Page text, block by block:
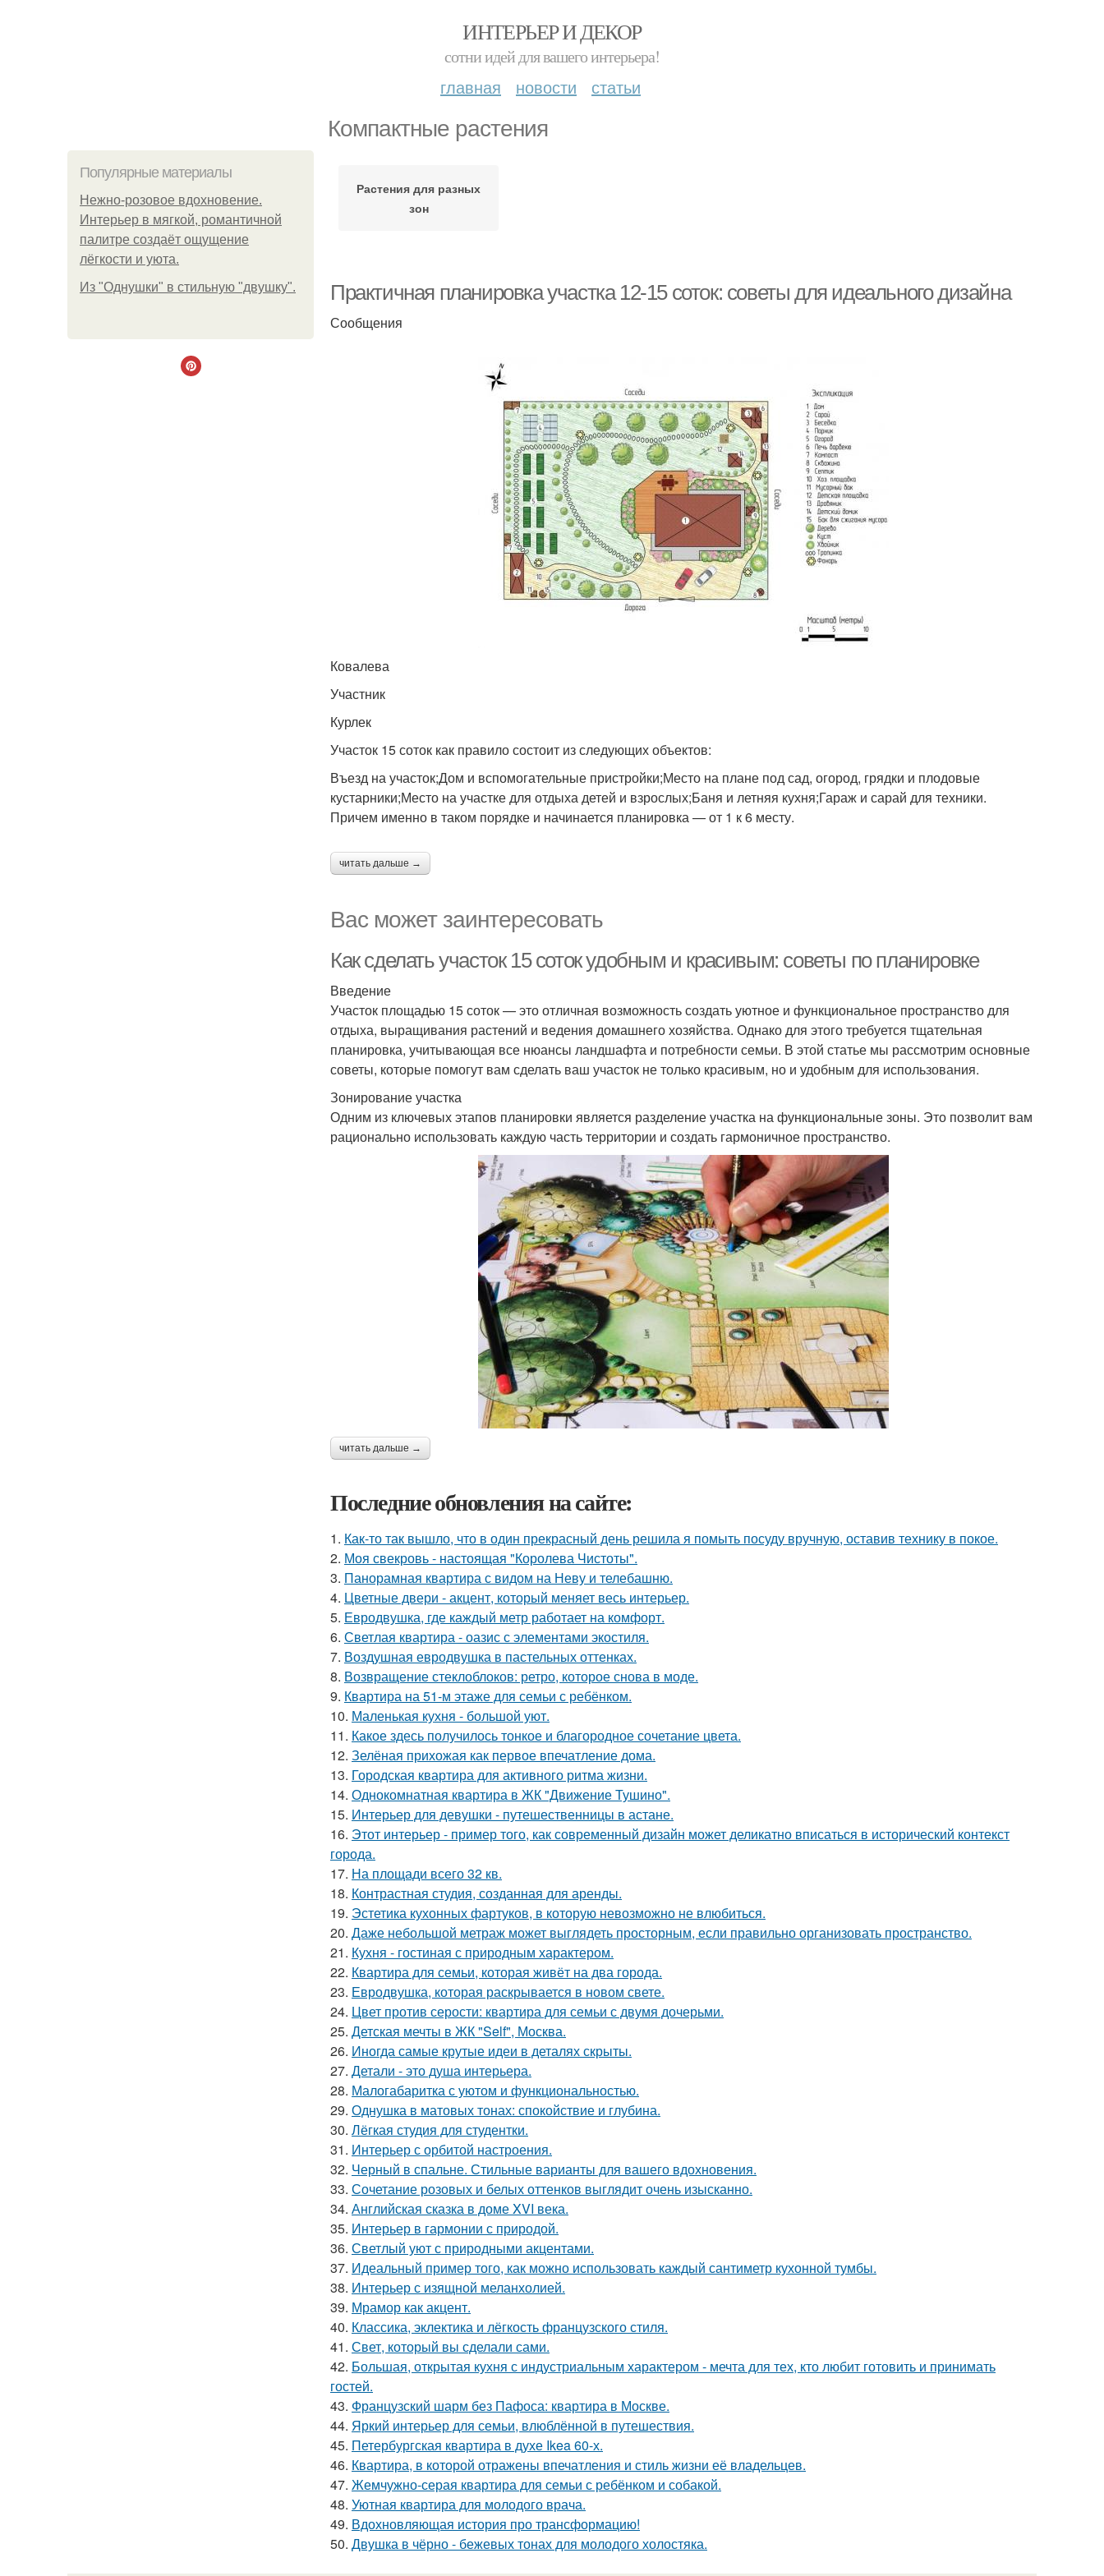
ИНТЕРЬЕР И ДЕКОР
сотни идей для вашего интерьера!
главная новости статьи
Компактные растения
Популярные материалы
Нежно-розовое вдохновение.
Интерьер в мягкой, романтичной
палитре создаёт ощущение
лёгкости и уюта.
Из "Однушки" в стильную "двушку".
Растения для разных
зон
Практичная планировка участка 12-15 соток: советы для идеального дизайна
Сообщения
Ковалева
Участник
Курлек
Участок 15 соток как правило состоит из следующих объектов:
Въезд на участок;Дом и вспомогательные пристройки;Место на плане под сад, огород, грядки и плодовые
кустарники;Место на участке для отдыха детей и взрослых;Баня и летняя кухня;Гараж и сарай для техники.
Причем именно в таком порядке и начинается планировка — от 1 к 6 месту.
читать дальше →
Вас может заинтересовать
Как сделать участок 15 соток удобным и красивым: советы по планировке
Введение
Участок площадью 15 соток — это отличная возможность создать уютное и функциональное пространство для
отдыха, выращивания растений и ведения домашнего хозяйства. Однако для этого требуется тщательная
планировка, учитывающая все нюансы ландшафта и потребности семьи. В этой статье мы рассмотрим основные
советы, которые помогут вам сделать ваш участок не только красивым, но и удобным для использования.
Зонирование участка
Одним из ключевых этапов планировки является разделение участка на функциональные зоны. Это позволит вам
рационально использовать каждую часть территории и создать гармоничное пространство.
читать дальше →
Последние обновления на сайте:
1. Как-то так вышло, что в один прекрасный день решила я помыть посуду вручную, оставив технику в покое.
2. Моя свекровь - настоящая "Королева Чистоты".
3. Панорамная квартира с видом на Неву и телебашню.
4. Цветные двери - акцент, который меняет весь интерьер.
5. Евродвушка, где каждый метр работает на комфорт.
6. Светлая квартира - оазис с элементами экостиля.
7. Воздушная евродвушка в пастельных оттенках.
8. Возвращение стеклоблоков: ретро, которое снова в моде.
9. Квартира на 51-м этаже для семьи с ребёнком.
10. Маленькая кухня - большой уют.
11. Какое здесь получилось тонкое и благородное сочетание цвета.
12. Зелёная прихожая как первое впечатление дома.
13. Городская квартира для активного ритма жизни.
14. Однокомнатная квартира в ЖК "Движение Тушино".
15. Интерьер для девушки - путешественницы в астане.
16. Этот интерьер - пример того, как современный дизайн может деликатно вписаться в исторический контекст
города.
17. На площади всего 32 кв.
18. Контрастная студия, созданная для аренды.
19. Эстетика кухонных фартуков, в которую невозможно не влюбиться.
20. Даже небольшой метраж может выглядеть просторным, если правильно организовать пространство.
21. Кухня - гостиная с природным характером.
22. Квартира для семьи, которая живёт на два города.
23. Евродвушка, которая раскрывается в новом свете.
24. Цвет против серости: квартира для семьи с двумя дочерьми.
25. Детская мечты в ЖК "Self", Москва.
26. Иногда самые крутые идеи в деталях скрыты.
27. Детали - это душа интерьера.
28. Малогабаритка с уютом и функциональностью.
29. Однушка в матовых тонах: спокойствие и глубина.
30. Лёгкая студия для студентки.
31. Интерьер с орбитой настроения.
32. Черный в спальне. Стильные варианты для вашего вдохновения.
33. Сочетание розовых и белых оттенков выглядит очень изысканно.
34. Английская сказка в доме XVI века.
35. Интерьер в гармонии с природой.
36. Светлый уют с природными акцентами.
37. Идеальный пример того, как можно использовать каждый сантиметр кухонной тумбы.
38. Интерьер с изящной меланхолией.
39. Мрамор как акцент.
40. Классика, эклектика и лёгкость французского стиля.
41. Свет, который вы сделали сами.
42. Большая, открытая кухня с индустриальным характером - мечта для тех, кто любит готовить и принимать
гостей.
43. Французский шарм без Пафоса: квартира в Москве.
44. Яркий интерьер для семьи, влюблённой в путешествия.
45. Петербургская квартира в духе Ikea 60-х.
46. Квартира, в которой отражены впечатления и стиль жизни её владельцев.
47. Жемчужно-серая квартира для семьи с ребёнком и собакой.
48. Уютная квартира для молодого врача.
49. Вдохновляющая история про трансформацию!
50. Двушка в чёрно - бежевых тонах для молодого холостяка.